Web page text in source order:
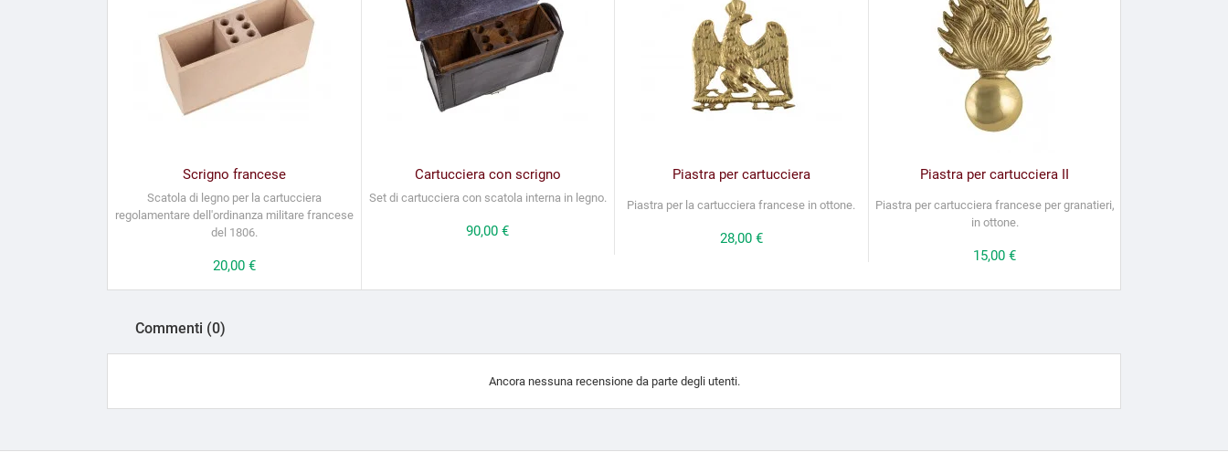
Scrigno francese
Scatola di legno per la cartucciera
regolamentare dell'ordinanza militare francese
del 1806.
Prezzo
20,00 €
Cartucciera con scrigno
Set di cartucciera con scatola interna in legno.
Prezzo
90,00 €
Piastra per cartucciera
Piastra per la cartucciera francese in ottone.
Prezzo
28,00 €
Piastra per cartucciera II
Piastra per cartucciera francese per granatieri,
in ottone.
Prezzo
15,00 €
Commenti (0)
Ancora nessuna recensione da parte degli utenti.